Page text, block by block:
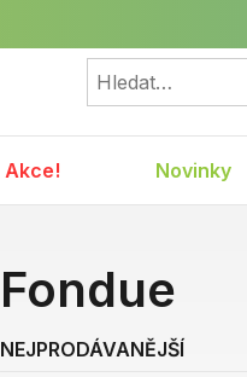
Akce! Novinky
Fondue
NEJPRODÁVANĚJŠÍ